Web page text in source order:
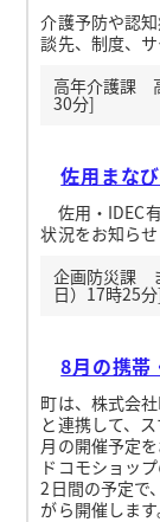
介護予防や認
談先、制度、
高年介護課
30分]
佐用まな
佐用・IDEC
状況をお知らせ
企画防災課
日）17時25
8月の携帯
町は、株式会
と連携して、
月の開催予定を
ドコモショッ
2日間の予定で
がら開催します